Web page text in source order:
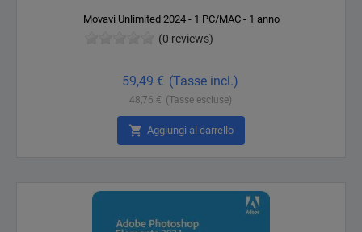
Movavi Unlimited 2024 - 1 PC/MAC - 1 anno
(0 reviews)
59,49 € (Tasse incl.)
48,76 € (Tasse escluse)
 Aggiungi al carrello